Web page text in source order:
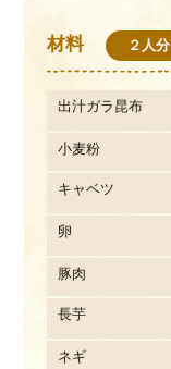
材料 ２人分
出汁ガラ昆布
小麦粉
キャベツ
卵
豚肉
長芋
ネギ